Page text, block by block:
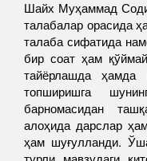
Шайх Муҳаммад
талабалар орасида
талаба сифатида
бир соат ҳам
тайёрлашда ҳамда
топширишга
барномасидан
алоҳида дарслар
ҳам шуғулланди.